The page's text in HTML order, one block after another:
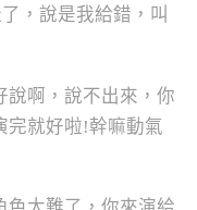
，說是我給錯，叫
說啊，說不出來，你
完就好啦!幹嘛動氣